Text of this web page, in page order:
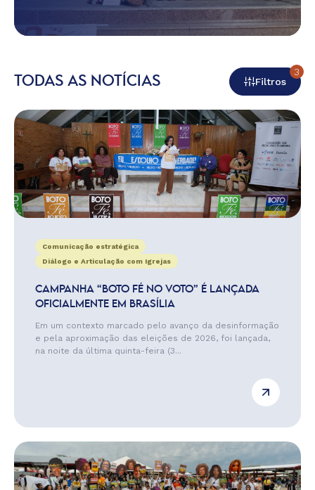
TODAS AS NOTÍCIAS Filtros
3
Comunicação estratégica
Diálogo e Articulação com Igrejas
CAMPANHA “BOTO FÉ NO VOTO” É LANÇADA
OFICIALMENTE EM BRASÍLIA
Em um contexto marcado pelo avanço da desinformação
e pela aproximação das eleições de 2026, foi lançada,
na noite da última quinta-feira (3...